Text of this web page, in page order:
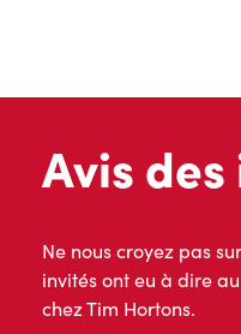
Avis
Ne nous croyez pas
invités ont eu à dire
chez Tim Hortons.